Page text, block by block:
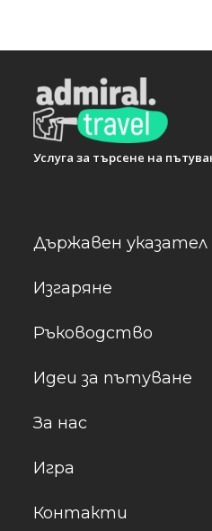
Услуга за търсене на
Държавен указател
Изгаряне
Ръководство
Идеи за пътуване
За нас
Игра
Контакти